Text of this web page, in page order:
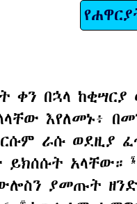
በኋላ
እየለመኑ፥
ራሱ ወደዚያ
ይክሰሱት አላቸው።
፮
ያመጡት ዘንድ